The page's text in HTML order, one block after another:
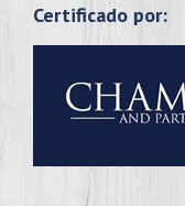
Certificado por: